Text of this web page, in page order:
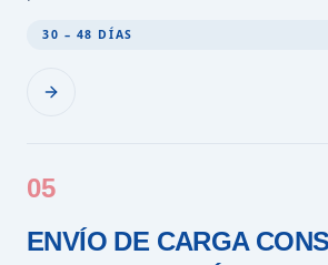
30 – 48 DÍAS
05
ENVÍO DE CARGA